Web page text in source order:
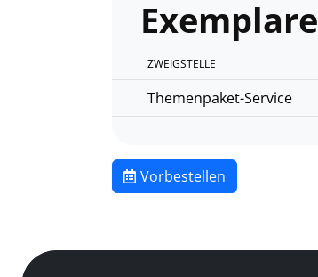
Exemplare
ZWEIGSTELLE
Themenpaket-Service
Vorbestellen